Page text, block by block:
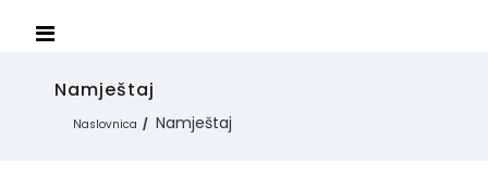
Namještaj
Naslovnica Namještaj